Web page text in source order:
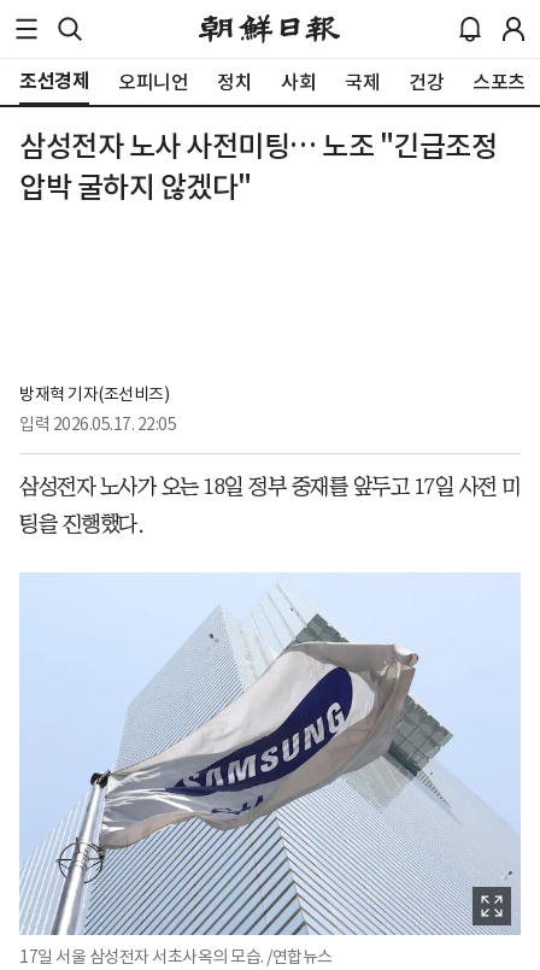
조선경제 오피니언 정치 사회 국제 건강 스포츠
삼성전자 노사 사전미팅… 노조 "긴급조정
압박 굴하지 않겠다"
방재혁 기자(조선비즈)
입력 2026.05.17. 22:05
삼성전자 노사가 오는 18일 정부 중재를 앞두고 17일 사전 미
팅을 진행했다.
17일 서울 삼성전자 서초사옥의 모습. /연합뉴스